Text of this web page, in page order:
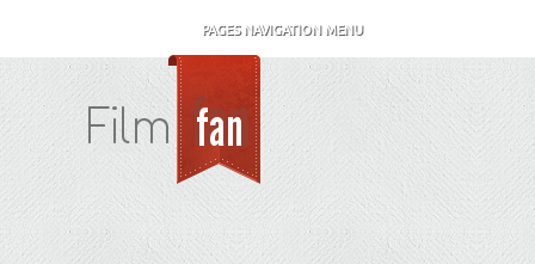
PAGES NAVIGATION MENU